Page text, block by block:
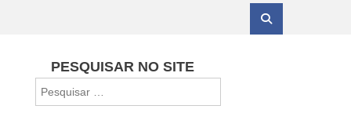
PESQUISAR NO SITE
por: